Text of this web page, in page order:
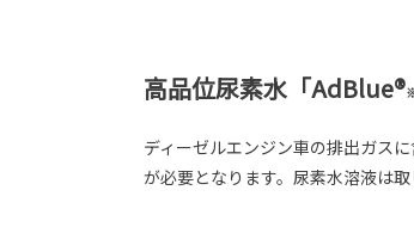
高品位尿素水「AdBlue®
ディーゼルエンジン車の排出ガス
が必要となります。尿素水溶液は